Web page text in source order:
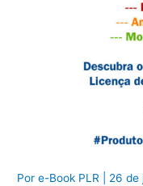
Pore-Book PLR 26 de